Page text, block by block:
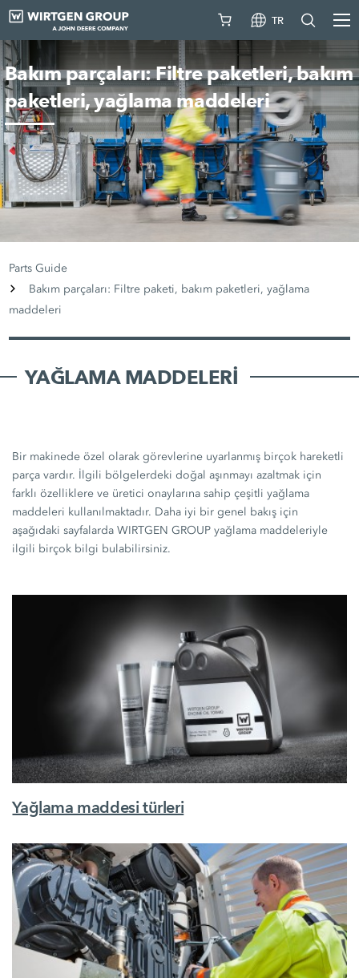
TR
Bakım parçaları: Filtre paketleri, bakım
paketleri, yağlama maddeleri
Parts Guide
Bakım parçaları: Filtre paketi, bakım paketleri, yağlama
maddeleri
YAĞLAMA MADDELERI
Bir makinede özel olarak görevlerine uyarlanmış birçok hareketli
parça vardır. İlgili bölgelerdeki doğal aşınmayı azaltmak için
farklı özelliklere ve üretici onaylarına sahip çeşitli yağlama
maddeleri kullanılmaktadır. Daha iyi bir genel bakış için
aşağıdaki sayfalarda WIRTGEN GROUP yağlama maddeleriyle
ilgili birçok bilgi bulabilirsiniz.
Yağlama maddesi türleri